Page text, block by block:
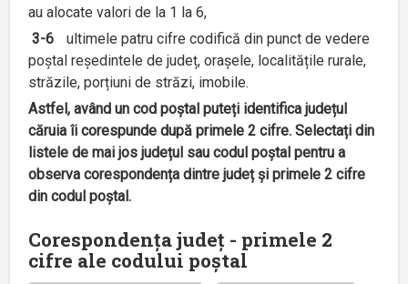
au alocate valori de la 1 la 6,
3-6
ultimele patru cifre codifică din punct de vedere
poștal reședintele de județ, orașele, localitățile rurale,
străzile, porțiuni de străzi, imobile.
Astfel, având un cod poștal puteți identifica județul
căruia îi corespunde după primele 2 cifre. Selectați din
listele de mai jos județul sau codul poștal pentru a
observa corespondența dintre județ și primele 2 cifre
din codul poștal.
Corespondența județ - primele 2
cifre ale codului poștal